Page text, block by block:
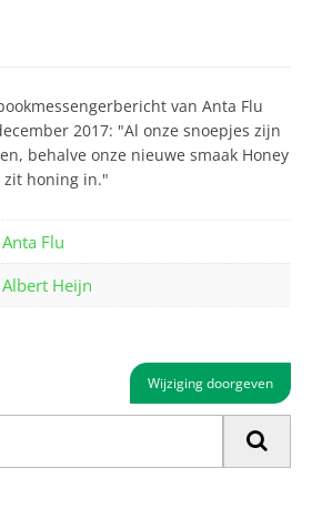
van Anta Flu
2017: "Al onze snoepjes zijn
behalve onze nieuwe smaak Honey
honing in."
Anta Flu
Albert Heijn
Wijziging doorgeven